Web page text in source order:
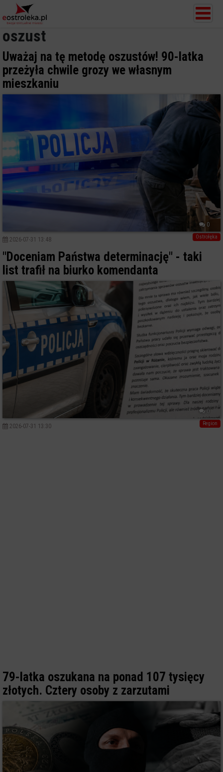
oszust
Uważaj na tę metodę oszustów! 90-latka
przeżyła chwile grozy we własnym
mieszkaniu
0
Ostrołęka
2026-07-31 13:48
"Doceniam Państwa determinację" - taki
list trafił na biurko komendanta
0
Region
2026-07-31 13:30
79-latka oszukana na ponad 107 tysięcy
złotych. Cztery osoby z zarzutami